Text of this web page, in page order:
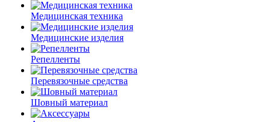
Медицинская техника
Медицинские изделия
Репелленты
Перевязочные средства
Шовный материал